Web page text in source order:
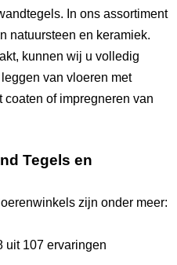
In ons assortiment
natuursteen en keramiek.
kunnen wij u volledig
van vloeren met
coaten of impregneren van
Tegels en
zijn onder meer:
uit 107 ervaringen